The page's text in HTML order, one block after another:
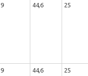
9 44,6 25
9 44,6 25